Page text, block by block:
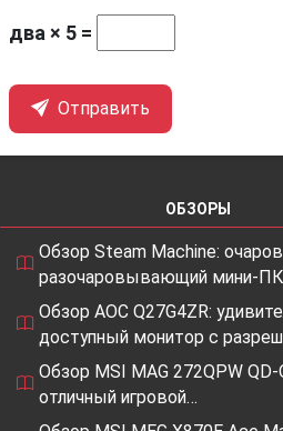
два × 5 =
Отправить
ОБЗОРЫ
Обзор Steam Machine:
разочаровывающий мини-ПК
Обзор AOC Q27G4ZR:
доступный монитор с
Обзор MSI MAG 272QPW QD-
отличный игровой…